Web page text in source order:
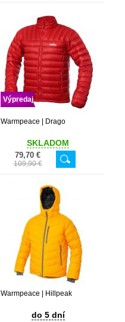
Výpredaj
Warmpeace | Drago
SKLADOM
79,70 €
109,90 €
Warmpeace | Hillpeak
do 5 dní